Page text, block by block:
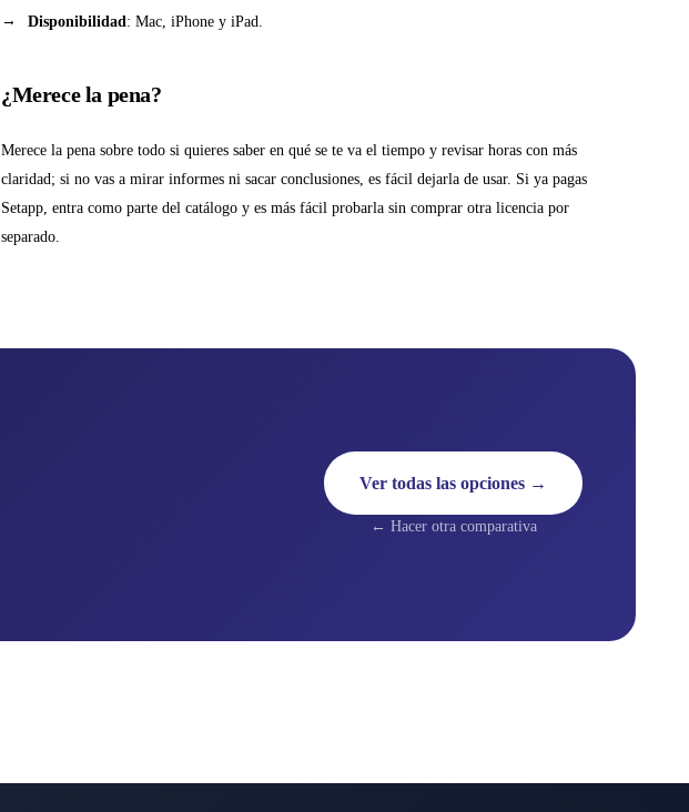
Disponibilidad: Mac, iPhone y iPad.
¿Merece la pena?
Merece la pena sobre todo si quieres saber en qué se te va el tiempo y revisar horas con más
claridad; si no vas a mirar informes ni sacar conclusiones, es fácil dejarla de usar. Si ya pagas
Setapp, entra como parte del catálogo y es más fácil probarla sin comprar otra licencia por
separado.
Ver todas las opciones →
← Hacer otra comparativa